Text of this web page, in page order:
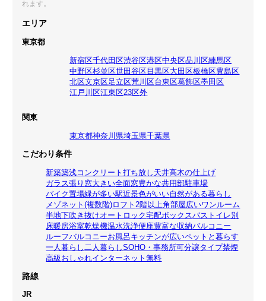
れます。
エリア
東京都
新宿区千代田区渋谷区港区中央区品川区練馬区
中野区杉並区世田谷区目黒区大田区板橋区豊島区
北区文京区足立区荒川区台東区葛飾区墨田区
江戸川区江東区23区外
関東
東京都神奈川県埼玉県千葉県
こだわり条件
新築築浅コンクリート打ち放し 天井高木の仕上げ
ガラス張り 窓大きい全面窓豊かな共用部駐車場
バイク置場緑が多い駅近景色がいい自然がある暮らし
メゾネット(複数階)ロフト2階以上角部屋広いワンルーム
半地下吹き抜けオートロック宅配ボックスバストイレ別
床暖房浴室乾燥機温水洗浄便座豊富な収納バルコニー
ルーフバルコニーお風呂 キッチンが広いペットと暮らす
一人暮らし二人暮らしSOHO・事務所可分譲タイプ禁煙
高級 おしゃれインターネット無料
路線
JR